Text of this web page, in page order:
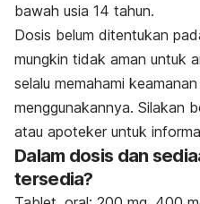
bawah usia 14 tahun.
Dosis belum ditentukan
mungkin tidak aman untuk
selalu memahami
menggunakannya. Silakan
atau apoteker untuk
Dalam dosis dan
tersedia?